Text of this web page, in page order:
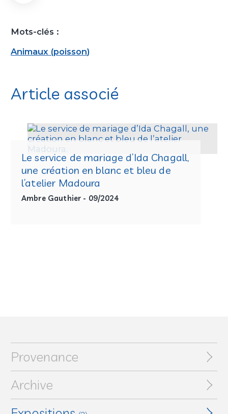
Mots-clés :
Animaux (poisson)
Article associé
Le service de mariage d’Ida Chagall,
une création en blanc et bleu de
l’atelier Madoura
Ambre Gauthier - 09/2024
Provenance
Archive